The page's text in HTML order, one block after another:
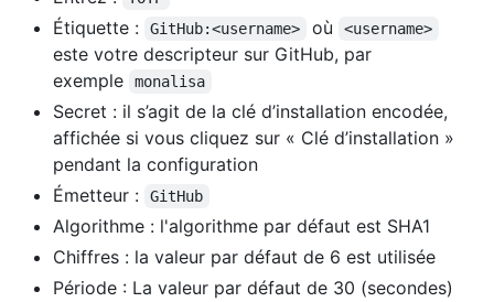
Étiquette : GitHub:<username> où <username>
este votre descripteur sur GitHub, par
exemple
monalisa
Secret : il s’agit de la clé d’installation encodée,
affichée si vous cliquez sur « Clé d’installation »
pendant la configuration
Émetteur :
GitHub
Algorithme : l'algorithme par défaut est SHA1
Chiffres : la valeur par défaut de 6 est utilisée
Période : La valeur par défaut de 30 (secondes)